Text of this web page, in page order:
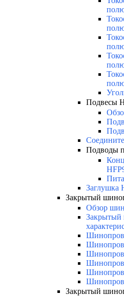
Подвесы
Подводы
Заглушка
Закрытый
Обзор
Закрытый
Закрытый